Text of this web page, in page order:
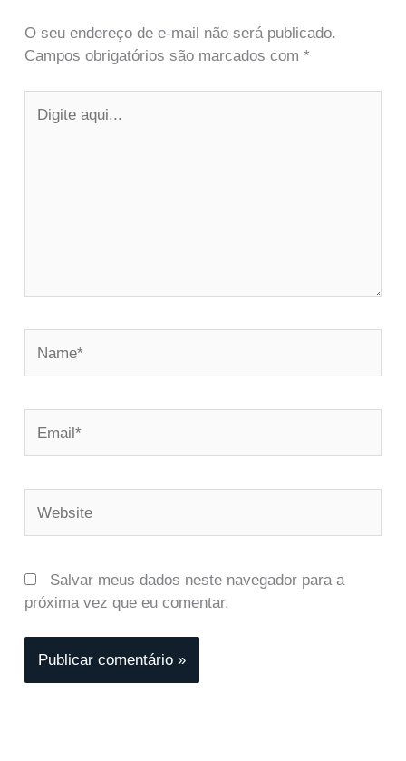
O seu endereço de e-mail não será publicado.
Campos obrigatórios são marcados com *
aqui...
Salvar meus dados neste navegador para a
próxima vez que eu comentar.